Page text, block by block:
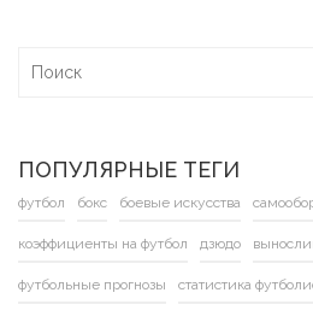
ПОПУЛЯРНЫЕ ТЕГИ
футбол бокс боевые искусства
коэффициенты на футбол дзюдо
футбольные прогнозы статистика